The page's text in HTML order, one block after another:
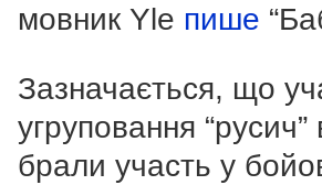
мовник Yle пише
Зазначається, що
угруповання
брали участь у